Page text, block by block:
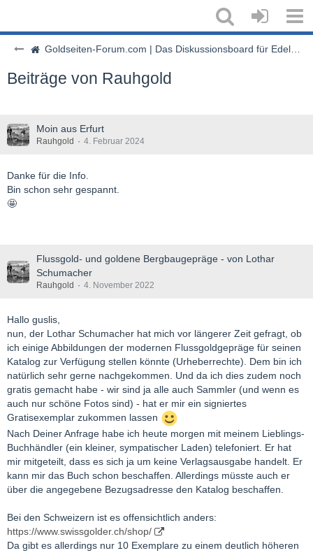
Goldseiten-Forum.com | Das Diskussionsboard für Edelmetalle & Rohstoffe
Beiträge von Rauhgold
Moin aus Erfurt
Rauhgold 4. Februar 2024
Danke für die Info.
Bin schon sehr gespannt.
🤩
Flussgold- und goldene Bergbaugepräge - von Lothar
Schumacher
Rauhgold 4. November 2022
Hallo guslis,
nun, der Lothar Schumacher hat mich vor längerer Zeit gefragt, ob
ich einige Abbildungen der modernen Flussgoldgepräge für seinen
Katalog zur Verfügung stellen könnte (Urheberrechte). Dem bin ich
natürlich sehr gerne nachgekommen. Und da ich dies zudem noch
gratis gemacht habe - wir sind ja alle auch Sammler (und wenn es
auch nur schöne Fotos sind) - hat er mir ein signiertes
Gratisexemplar zukommen lassen
Nach Deiner Anfrage habe ich heute morgen mit meinem Lieblings-
Buchhändler (ein kleiner, sympatischer Laden) telefoniert. Er hat
mir mitgeteilt, dass es sich ja um keine Verlagsausgabe handelt. Er
kann mir das Buch schon beschaffen. Allerdings müsste auch er
über die angegebene Bezugsadresse den Katalog beschaffen.
Bei den Schweizern ist es offensichtlich anders:
https://www.swissgolder.ch/shop/
Da gibt es allerdings nur 10 Exemplare zu einem deutlich höheren